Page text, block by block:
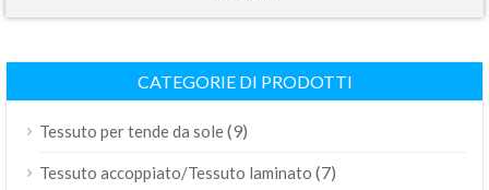
CATEGORIE DI PRODOTTI
Tessuto per tende da sole(9)
Tessuto accoppiato/Tessuto laminato (7)